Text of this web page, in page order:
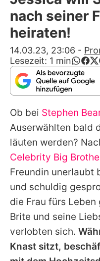
Alle
App
Utiq
nach seiner
heiraten!
14.03.23, 23:06 -
Lesezeit: 1 min
Ob bei Stephen
Auserwählten bald
läuten werden?
Celebrity Big
Freundin unerlaubt
und schuldig
die Frau fürs
Brite und seine
verlobten sich.
Knast sitzt,